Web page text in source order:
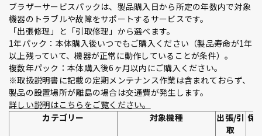
ブラザーサービスパックは、製品購入日から所定の年数内で対象
機器のトラブルや故障をサポートするサービスです。
「出張修理」と「引取修理」から選べます。
1年パック：本体購入後いつでもご購入ください（製品寿命が1年
以上残っていて、機器が正常に動作していることが条件）。
複数年パック：本体購入後6ヶ月以内にご購入ください。
※取扱説明書に記載の定期メンテナンス作業は含まれておらず、
製品の設置場所が離島の場合は交通費が発生します。
詳しい説明はこちらをご覧ください。
カテゴリー
対象機種
出張/引
取
保